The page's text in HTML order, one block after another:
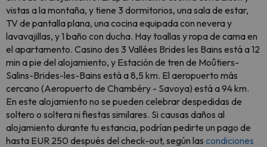
vistas a la montaña, y tiene 3 dormitorios, una sala de estar,
TV de pantalla plana, una cocina equipada con nevera y
lavavajillas, y 1 baño con ducha. Hay toallas y ropa de cama en
el apartamento. Casino des 3 Vallées Brides les Bains está a 12
min a pie del alojamiento, y Estación de tren de Moûtiers-
Salins-Brides-les-Bains está a 8,5 km. El aeropuerto más
cercano (Aeropuerto de Chambéry - Savoya) está a 94 km.
En este alojamiento no se pueden celebrar despedidas de
soltero o soltera ni fiestas similares. Si causas daños al
alojamiento durante tu estancia, podrían pedirte un pago de
hasta EUR 250 después del check-out, según las condiciones